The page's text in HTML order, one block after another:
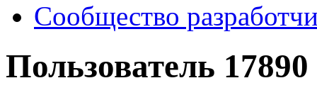
Сообщество
Пользователь 17890